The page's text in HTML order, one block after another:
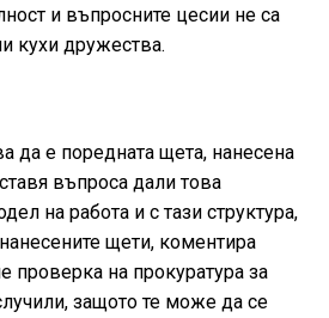
и въпросните цесии не са
кухи дружества.
да е поредната щета, нанесена
въпроса дали това
на работа и с тази структура,
щети, коментира
проверка на прокуратура за
защото те може да се